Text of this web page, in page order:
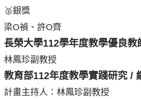
🥈銀獎
梁O禎、許O齊
長榮大學112學年度教學優良
林鳳珍副教授
教育部112年度教學實踐研究 /
計畫主持人：林鳳珍副教授